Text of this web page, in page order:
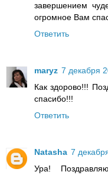
завершением
огромное Вам
Ответить
maryz 7 декабря
Как здорово!!!
спасибо!!!
Ответить
Natasha 7
Ура!